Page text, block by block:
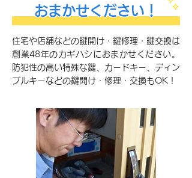
おまかせください！
住宅や店舗などの鍵開け・鍵修理・鍵交換は
創業48年のカギハシにおまかせください。
防犯性の高い特殊な鍵、カードキー、ディン
プルキーなどの鍵開け・修理・交換もOK！